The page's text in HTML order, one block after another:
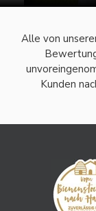
Alle von
Kunden